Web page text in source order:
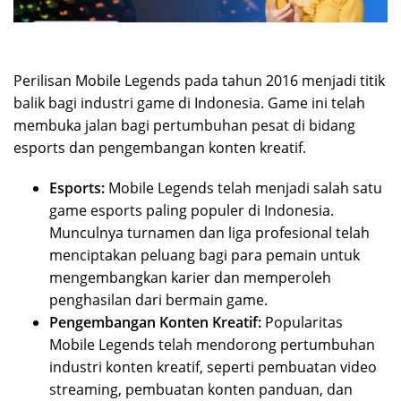
Perilisan Mobile Legends pada tahun 2016 menjadi titik
balik bagi industri game di Indonesia. Game ini telah
membuka jalan bagi pertumbuhan pesat di bidang
esports dan pengembangan konten kreatif.
Esports: Mobile Legends telah menjadi salah satu
game esports paling populer di Indonesia.
Munculnya turnamen dan liga profesional telah
menciptakan peluang bagi para pemain untuk
mengembangkan karier dan memperoleh
penghasilan dari bermain game.
Pengembangan Konten Kreatif: Popularitas
Mobile Legends telah mendorong pertumbuhan
industri konten kreatif, seperti pembuatan video
streaming, pembuatan konten panduan, dan